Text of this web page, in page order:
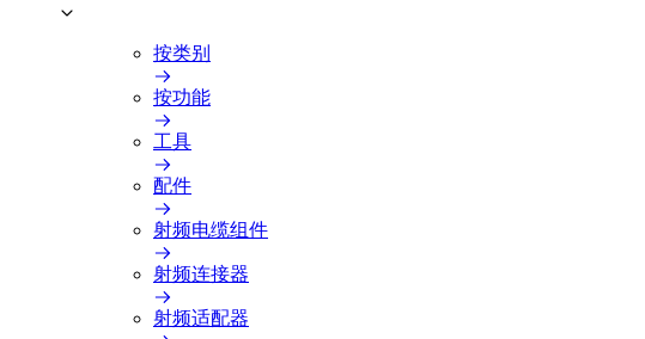
按类别
按功能
工具
配件
射频电缆组件
射频连接器
射频适配器